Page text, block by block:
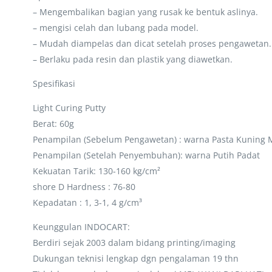
– Mengembalikan bagian yang rusak ke bentuk aslinya.
– mengisi celah dan lubang pada model.
– Mudah diampelas dan dicat setelah proses pengawetan.
– Berlaku pada resin dan plastik yang diawetkan.
Spesifikasi
Light Curing Putty
Berat: 60g
Penampilan (Sebelum Pengawetan) : warna Pasta Kuning
Penampilan (Setelah Penyembuhan): warna Putih Padat
Kekuatan Tarik: 130-160 kg/cm²
shore D Hardness : 76-80
Kepadatan : 1, 3-1, 4 g/cm³
Keunggulan INDOCART:
Berdiri sejak 2003 dalam bidang printing/imaging
Dukungan teknisi lengkap dgn pengalaman 19 thn